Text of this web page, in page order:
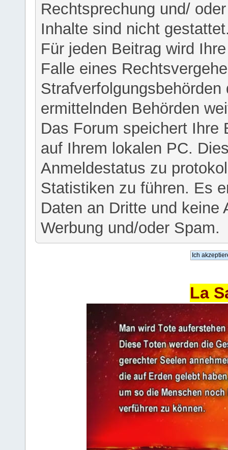
Rechtsprechung und/
Inhalte sind nicht
Für jeden Beitrag wird
Falle eines
ermittelnden Behörden
Das Forum speichert Ihre
auf Ihrem lokalen PC.
Anmeldestatus zu
Statistiken zu führen. Es
Daten an Dritte und keine
Werbung und/oder Spam.
La